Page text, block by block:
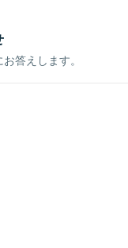
答えします。